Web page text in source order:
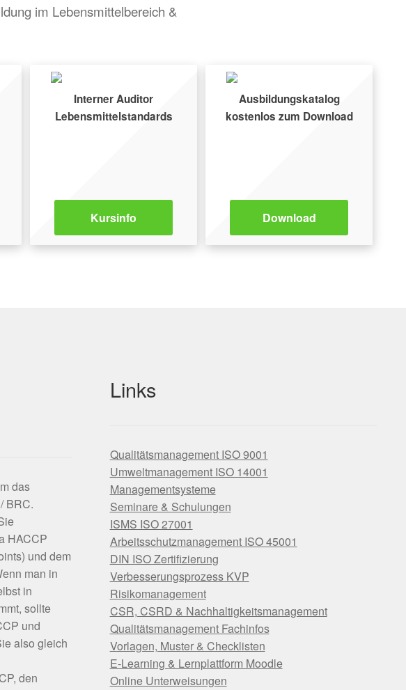
im Lebensmittelbereich &
Interner Auditor
Lebensmittelstandards
Kursinfo
Ausbildungs­katalog
kostenlos zum Download
Download
das
BRC.
HACCP
und dem
man in
in
sollte
und
also gleich
den
Links
Qualitätsmanagement ISO 9001
Umweltmanagement ISO 14001
Managementsysteme
Seminare & Schulungen
ISMS ISO 27001
Arbeitsschutzmanagement ISO 45001
DIN ISO Zertifizierung
Verbesserungsprozess KVP
Risikomanagement
CSR, CSRD & Nachhaltigkeitsmanagement
Qualitätsmanagement Fachinfos
Vorlagen, Muster & Checklisten
E-Learning & Lernplattform Moodle
Online Unterweisungen